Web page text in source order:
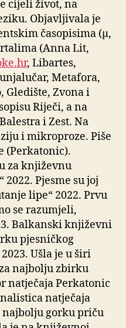
cijeli život, na
Objavljivala je
časopisima (μ,
(Anna Lit,
, Libartes,
Metafora,
Gledište, Zvona i
Riječi, a na
i Zest. Na
i mikroproze. Piše
(Perkatonic).
za književnu
Pjesme su joj
lipe“ 2022. Prvu
se razumjeli,
Balkanski književni
pjesničkog
Ušla je u širi
najbolju zbirku
natječaja Perkatonic
natječaja
najbolju gorku priču